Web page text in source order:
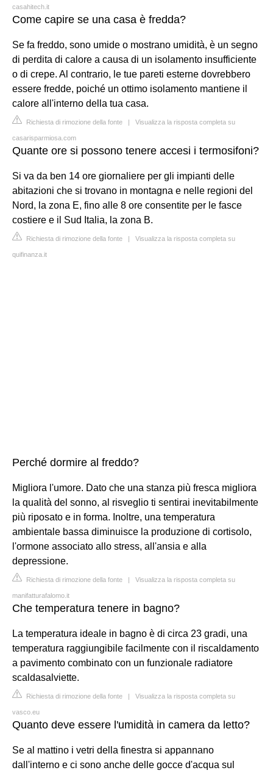
casahitech.it
Come capire se una casa è fredda?
Se fa freddo, sono umide o mostrano umidità, è un segno
di perdita di calore a causa di un isolamento insufficiente
o di crepe. Al contrario, le tue pareti esterne dovrebbero
essere fredde, poiché un ottimo isolamento mantiene il
calore all'interno della tua casa.
Richiesta di rimozione della fonte | Visualizza la risposta completa su
casarisparmiosa.com
Quante ore si possono tenere accesi i termosifoni?
Si va da ben 14 ore giornaliere per gli impianti delle
abitazioni che si trovano in montagna e nelle regioni del
Nord, la zona E, fino alle 8 ore consentite per le fasce
costiere e il Sud Italia, la zona B.
Richiesta di rimozione della fonte | Visualizza la risposta completa su
quifinanza.it
Perché dormire al freddo?
Migliora l'umore. Dato che una stanza più fresca migliora
la qualità del sonno, al risveglio ti sentirai inevitabilmente
più riposato e in forma. Inoltre, una temperatura
ambientale bassa diminuisce la produzione di cortisolo,
l'ormone associato allo stress, all'ansia e alla
depressione.
Richiesta di rimozione della fonte | Visualizza la risposta completa su
manifatturafalomo.it
Che temperatura tenere in bagno?
La temperatura ideale in bagno è di circa 23 gradi, una
temperatura raggiungibile facilmente con il riscaldamento
a pavimento combinato con un funzionale radiatore
scaldasalviette.
Richiesta di rimozione della fonte | Visualizza la risposta completa su
vasco.eu
Quanto deve essere l'umidità in camera da letto?
Se al mattino i vetri della finestra si appannano
dall'interno e ci sono anche delle gocce d'acqua sul